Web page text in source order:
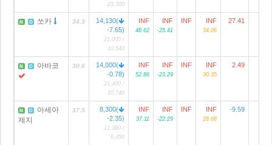
23,300
N D 쏘카 34.3
14,130(
-7.65)
21,000 /
10,540
INF
48.62
INF
-25.41
INF INF
34.06
27.41
N D 아바코 30.6
14,000(
-0.78)
21,400 /
10,740
INF
52.86
INF
-23.29
INF INF
30.35
2.49
N D
아세아
제지
37.5
8,300(
-2.35)
11,380 /
6,450
INF
37.11
INF
-22.29
INF INF
28.68
-9.59